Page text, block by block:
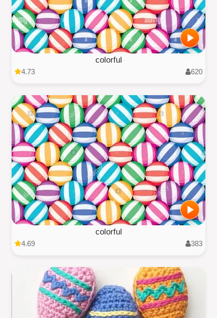
colorful
4.73 620
colorful
4.69 383